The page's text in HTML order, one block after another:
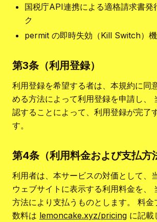
国税庁API連携による適格請求書発
ク
permit の即時失効（Kill Switch）
第3条（利用登録）
利用登録を希望する者は、本規約に同
める方法によって利用登録を申請し、
認することによって、利用登録が完了
す。
第4条（利用料金および支払方
利用者は、本サービスの対価として、
ウェブサイトに表示する利用料金を、
方法により支払うものとします。 料金
数料は lemoncake.xyz/pricing に記載